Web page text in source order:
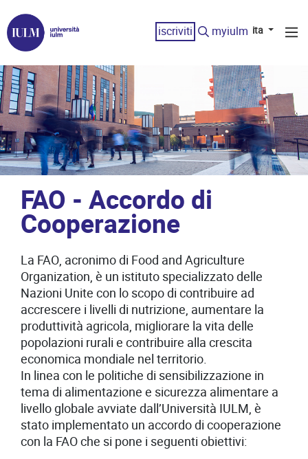
iscriviti myiulm ita
FAO - Accordo di
Cooperazione
La FAO, acronimo di Food and Agriculture
Organization, è un istituto specializzato delle
Nazioni Unite con lo scopo di contribuire ad
accrescere i livelli di nutrizione, aumentare la
produttività agricola, migliorare la vita delle
popolazioni rurali e contribuire alla crescita
economica mondiale nel territorio.
In linea con le politiche di sensibilizzazione in
tema di alimentazione e sicurezza alimentare a
livello globale avviate dall’Università IULM, è
stato implementato un accordo di cooperazione
con la FAO che si pone i seguenti obiettivi: